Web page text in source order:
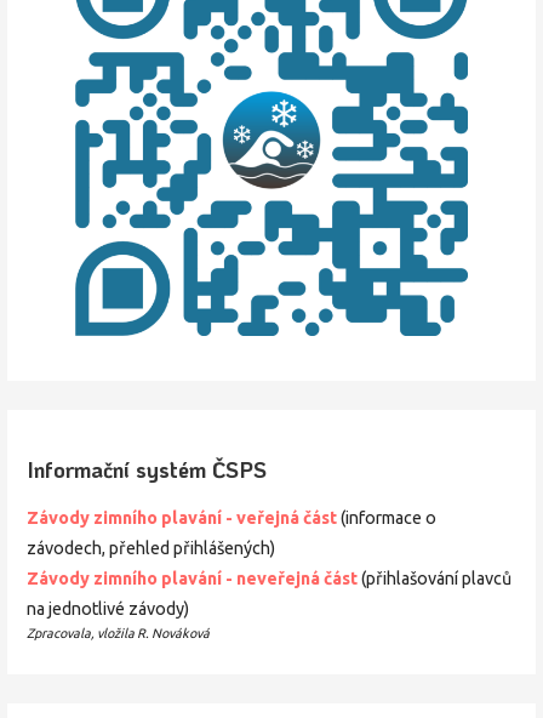
Informační systém ČSPS
Závody zimního plavání - veřejná část (informace o
závodech, přehled přihlášených)
Závody zimního plavání - neveřejná část(přihlašování plavců
na jednotlivé závody)
Zpracovala, vložila R. Nováková